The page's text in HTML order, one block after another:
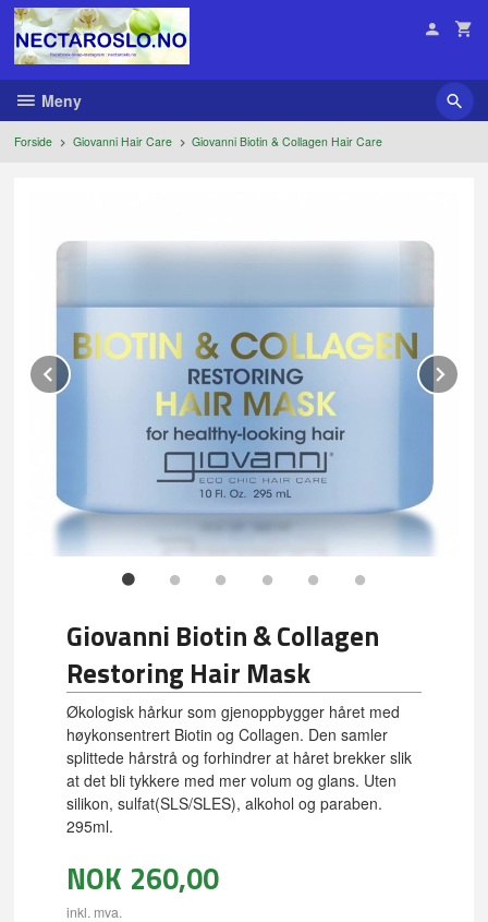
Gå
innholdet
Meny
Forside Giovanni Hair Care Giovanni Biotin & Collagen Hair Care
Prev
Giovanni Biotin & Collagen
Restoring Hair Mask
Økologisk hårkur som gjenoppbygger håret med
høykonsentrert Biotin og Collagen. Den samler
splittede hårstrå og forhindrer at håret brekker slik
at det bli tykkere med mer volum og glans. Uten
silikon, sulfat(SLS/SLES), alkohol og paraben.
295ml.
NOK 260,00
inkl. mva.